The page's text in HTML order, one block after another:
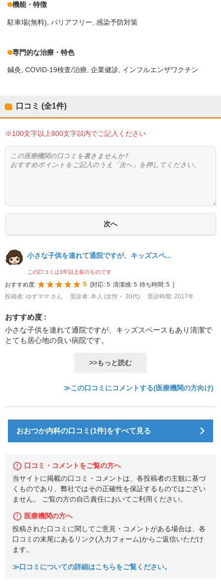
機能・特徴
駐車場(無料) バリアフリー 感染予防対策
専門的な治療・特色
鍼灸 COVID-19検査/治療 企業健診 インフルエンザワクチン
口コミ (全1件)
※100文字以上800文字以内でご記入ください
小さな子供を連れて通院ですが、キッズスペ...
この口コミは1年以上前のものです
おすすめ度: 5 [対応: 5 清潔感: 5 待ち時間: 5 ]
投稿者: ゆずママ さん
受診者: 本人 (女性・ 30代) 受診時期: 2017年
おすすめ度 :
小さな子供を連れて通院ですが、キッズスペースもあり清潔で
とても居心地の良い病院です。
>>もっと読む
≫この口コミにコメントする(医療機関の方向け)
おおつか内科の口コミ(1件)をすべて見る
口コミ・コメントをご覧の方へ
当サイトに掲載の口コミ・コメントは、各投稿者の主観に基づ
くものであり、弊社ではその正確性を保証するものではござい
ません。 ご覧の方の自己責任においてご利用ください。
医療機関の方へ
投稿された口コミに関してご意見・コメントがある場合は、各
口コミの末尾にあるリンク(入力フォーム)からご返信いただけ
ます。
≫口コミについての詳細はこちらをご覧ください。